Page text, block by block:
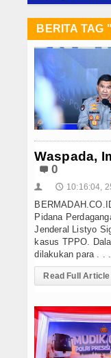
Siak
Nasional
Internasional
Iptek
Politik
Berita Foto
Budaya & Pariwisata
Ekbis
Olahraga
BERITA TAG
Waspada,
0
👤 🕔 10:16:04,
Pidana
Jenderal Listyo
kasus TPPO.
dilakukan para . . .
Read Full Article